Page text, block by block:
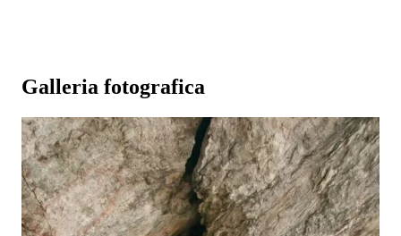
Galleria fotografica